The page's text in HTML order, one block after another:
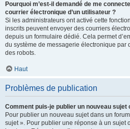
Pourquoi m’est-il demandé de me
courrier électronique d’un utilisateur ?
Si les administrateurs ont activé cette
inscrits peuvent envoyer des courriers
depuis un formulaire dédié. Cela permet
du système de messagerie électronique par
des robots.
Haut
Problèmes de publication
Comment puis-je publier un nouveau sujet
Pour publier un nouveau sujet dans un
sujet ». Pour publier une réponse à un sujet